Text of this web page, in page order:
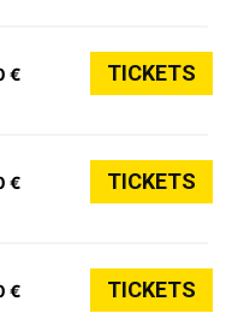
€ TICKETS
€ TICKETS
€ TICKETS